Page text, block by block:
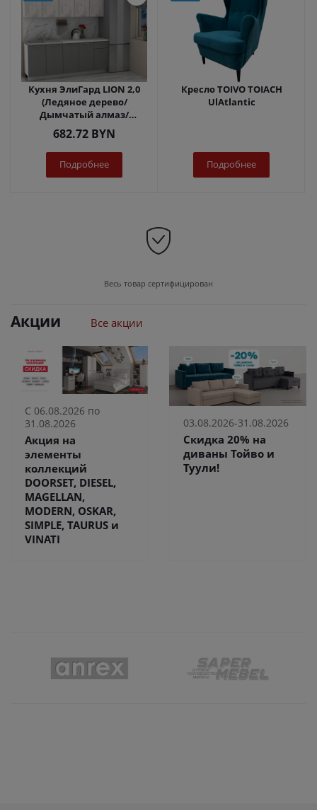
Кухня ЭлиГард LION 2,0
(Ледяное дерево/
Дымчатый алмаз/
Королевский опал)
682.72 BYN
Подробнее
Кресло TOIVO TOIACH
UlAtlantic
Подробнее
Весь товар сертифицирован
Акции Все акции
С 06.08.2026 по
31.08.2026
Акция на
элементы
коллекций
DOORSET, DIESEL,
MAGELLAN,
MODERN, OSKAR,
SIMPLE, TAURUS и
VINATI
03.08.2026-31.08.2026
Скидка 20% на
диваны Тойво и
Туули!